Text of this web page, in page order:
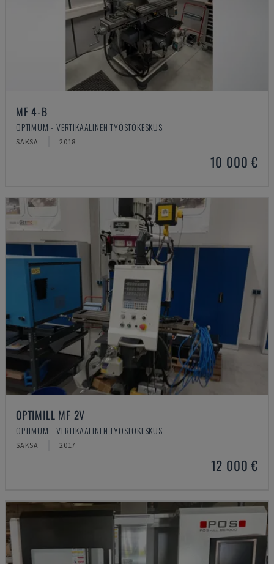
MF 4-B
OPTIMUM - VERTIKAALINEN TYÖSTÖKESKUS
SAKSA 2018
10 000 €
OPTIMILL MF 2V
OPTIMUM - VERTIKAALINEN TYÖSTÖKESKUS
SAKSA 2017
12 000 €